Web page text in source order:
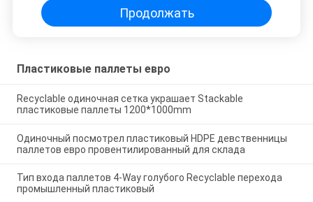
Продолжать
Пластиковые паллеты евро
Recyclable одиночная сетка украшает Stackable
пластиковые паллеты 1200*1000mm
Одиночный посмотрел пластиковый HDPE девственницы
паллетов евро провентилированный для склада
Тип входа паллетов 4-Way голубого Recyclable перехода
промышленный пластиковый